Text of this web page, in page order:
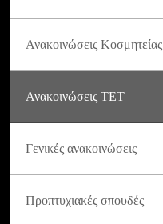
Ανακοινώσεις Κοσμητείας
Ανακοινώσεις ΤΕΤ
Γενικές ανακοινώσεις
Προπτυχιακές σπουδές